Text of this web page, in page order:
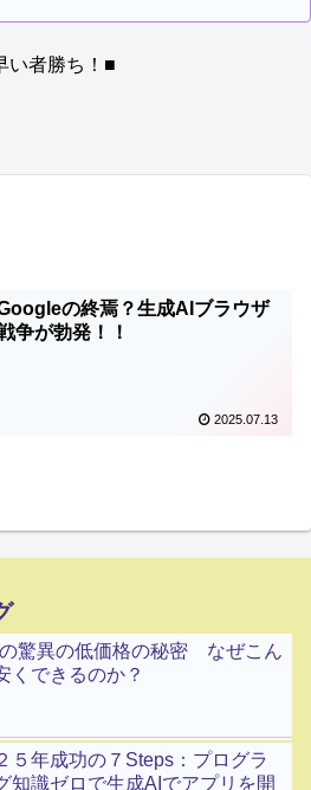
者勝ち！■
の終焉？生成AIブラウザ
争が勃発！！
2025.07.13
の驚異の低価格の秘密 なぜこん
くできるのか？
５年成功の７Steps：プログラ
知識ゼロで生成AIでアプリを開